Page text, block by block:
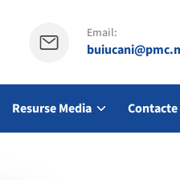
Email:
Resurse Media Contacte